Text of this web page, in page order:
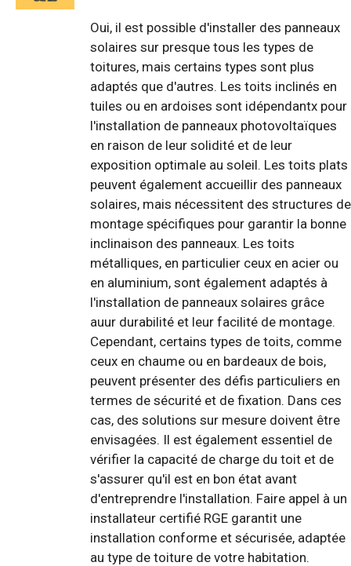
Oui, il est possible d'installer des panneaux
solaires sur presque tous les types de
toitures, mais certains types sont plus
adaptés que d'autres. Les toits inclinés en
tuiles ou en ardoises sont idépendantx pour
l'installation de panneaux photovoltaïques
en raison de leur solidité et de leur
exposition optimale au soleil. Les toits plats
peuvent également accueillir des panneaux
solaires, mais nécessitent des structures de
montage spécifiques pour garantir la bonne
inclinaison des panneaux. Les toits
métalliques, en particulier ceux en acier ou
en aluminium, sont également adaptés à
l'installation de panneaux solaires grâce
auur durabilité et leur facilité de montage.
Cependant, certains types de toits, comme
ceux en chaume ou en bardeaux de bois,
peuvent présenter des défis particuliers en
termes de sécurité et de fixation. Dans ces
cas, des solutions sur mesure doivent être
envisagées. Il est également essentiel de
vérifier la capacité de charge du toit et de
s'assurer qu'il est en bon état avant
d'entreprendre l'installation. Faire appel à un
installateur certifié RGE garantit une
installation conforme et sécurisée, adaptée
au type de toiture de votre habitation.